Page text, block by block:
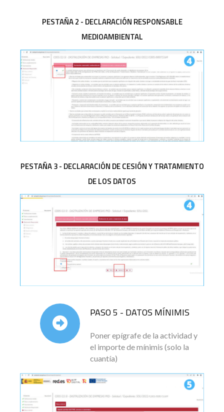
PESTAÑA 2 - DECLARACIÓN RESPONSABLE
MEDIOAMBIENTAL
PESTAÑA 3 - DECLARACIÓN DE CESIÓN Y TRATAMIENTO
DE LOS DATOS
PASO 5 - DATOS MÍNIMIS
Poner epígrafe de la actividad y
el importe de mínimis (solo la
cuantía)